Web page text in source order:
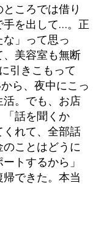
ころでは借り
手を出して…。正
」って思っ
美容室も無断
引きこもって
ら、夜中にこっ
。でも、お店
話を聞くか
れて、全部話
ことはどうに
トするから」
できた。本当